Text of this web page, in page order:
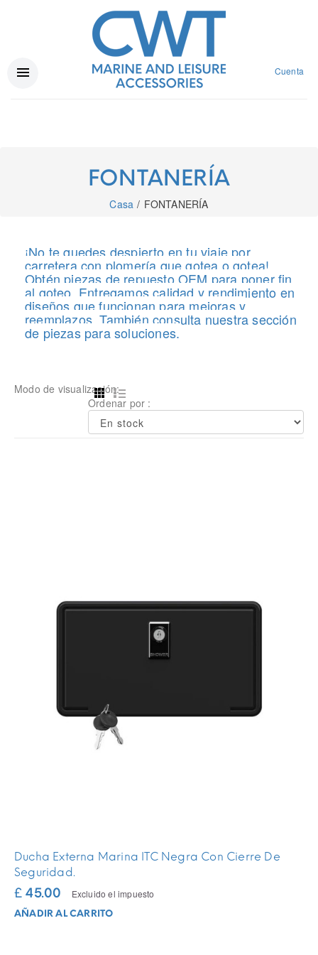
Cuenta
FONTANERÍA
Casa FONTANERÍA
¡No te quedes despierto en tu viaje por
carretera con plomería que gotea o gotea!
Obtén piezas de repuesto OEM para poner fin
al goteo. Entregamos calidad y rendimiento en
diseños que funcionan para mejoras y
reemplazos. También consulta nuestra sección
de piezas para soluciones.
Modo de visualización:
Ordenar por :
Ducha Externa Marina ITC Negra Con Cierre De
Seguridad.
£ 45.00 Excluido el impuesto
AÑADIR AL CARRITO